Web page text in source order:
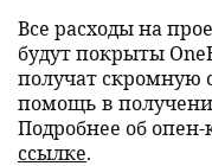
Все расходы на
будут покрыты
получат скромную
помощь в
Подробнее об
ссылке.